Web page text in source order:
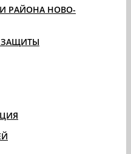
РАЙОНА НОВО-
ЗАЩИТЫ